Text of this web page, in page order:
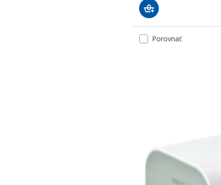
Porovnať